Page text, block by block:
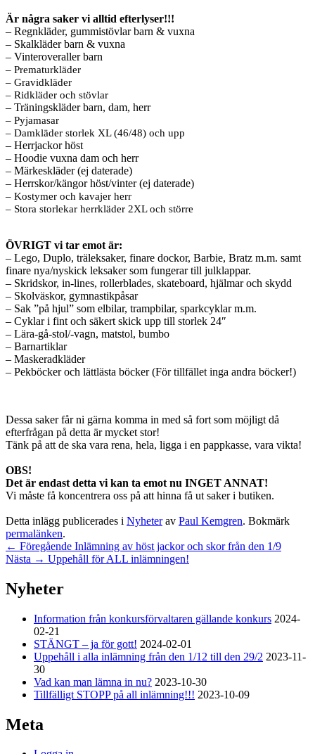
Är några saker vi alltid efterlyser!!!
– Regnkläder, gummistövlar barn & vuxna
– Skalkläder barn & vuxna
– Vinteroveraller barn
– Prematurkläder
– Gravidkläder
– Ridkläder och stövlar
– Träningskläder barn, dam, herr
– Pyjamasar
– Damkläder storlek XL (46/48) och upp
– Herrjackor höst
– Hoodie vuxna dam och herr
– Märkeskläder (ej daterade)
– Herrskor/kängor höst/vinter (ej daterade)
– Kostymer och kavajer herr
– Stora storlekar herrkläder 2XL och större
ÖVRIGT vi tar emot är:
– Lego, Duplo, träleksaker, finare dockor, Barbie, Bratz m.m. samt
finare nya/nyskick leksaker som fungerar till julklappar.
– Skridskor, in-lines, rollerblades, skateboard, hjälmar och skydd
– Skolväskor, gymnastikpåsar
– Sak ”på hjul” som elbilar, trampbilar, sparkcyklar m.m.
– Cyklar i fint och säkert skick upp till storlek 24″
– Lära-gå-stol/-vagn, matstol, bumbo
– Barnartiklar
– Maskeradkläder
– Pekböcker och lättlästa böcker (För tillfället inga andra böcker!)
Dessa saker får ni gärna komma in med så fort som möjligt då
efterfrågan på detta är mycket stor!
Tänk på att de ska vara rena, hela, ligga i en pappkasse, vara vikta!
OBS!
Det är endast detta vi kan ta emot nu INGET ANNAT!
Vi måste få koncentrera oss på att hinna få ut saker i butiken.
Detta inlägg publicerades i Nyheterav Paul Kemgren. Bokmärk
permalänken.
Inläggsnavigering
← Föregående Föregående
inlägg:
Inlämning av höst jackor och skor från den 1/9
Nästa → Nästa
Uppehåll för ALL inlämningen!
Primära
Widget
område
Nyheter
Information från konkursförvaltaren gällande konkurs 2024-
02-21
STÄNGT – ja för gott! 2024-02-01
Uppehåll i alla inlämning från den 1/12 till den 29/2 2023-11-
30
Vad kan man lämna in nu? 2023-10-30
Tillfälligt STOPP på all inlämning!!! 2023-10-09
Meta